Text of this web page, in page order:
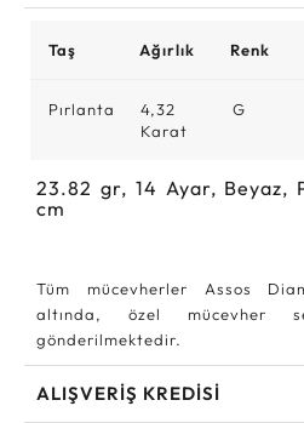
Taş Ağırlık Renk
Pırlanta
4,32
Karat
G
23.82 gr, 14 Ayar, Beyaz,
cm
Tüm mücevherler Assos
altında, özel mücevher
gönderilmektedir.
ALIŞVERİŞ KREDİSİ